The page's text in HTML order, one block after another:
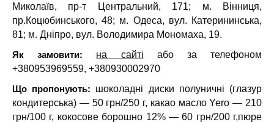
Миколаїв, пр-т Центральний, 171; м. Вінниця,
пр.Коцюбинського, 48; м. Одеса, вул. Катерининська,
81; м. Дніпро, вул. Володимира Мономаха, 19.
Як замовити: на сайті або за телефоном
+380953969559, +380930002970
Що пропонують: шоколадні диски полуничні (глазур
кондитерська) — 50 грн/250 г, какао масло Yero — 210
грн/100 г, кокосове борошно 12% — 60 грн/200 г,пюре